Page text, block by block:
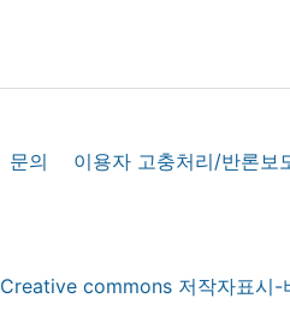
문의 이용자 고충처리/반론보
Creative commons 저작자표시-